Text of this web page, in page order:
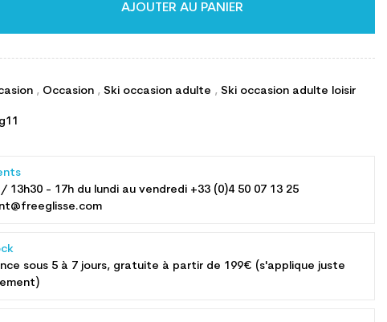
AJOUTER AU PANIER
, Occasion , Ski occasion adulte , Ski occasion adulte loisir
13h30 - 17h du lundi au vendredi +33 (0)4 50 07 13 25
sous 5 à 7 jours, gratuite à partir de 199€ (s'applique juste